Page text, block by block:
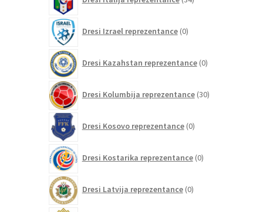
izdelkov
Dresi Izrael reprezentance 0izdelkov
Dresi Kazahstan reprezentance 0izdelkov
Dresi Kolumbija reprezentance 30izdelkov
Dresi Kosovo reprezentance 0izdelkov
Dresi Kostarika reprezentance 0izdelkov
Dresi Latvija reprezentance 0izdelkov